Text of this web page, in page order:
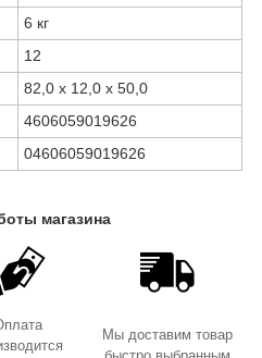
6 кг
12
82,0 х 12,0 х 50,0
4606059019626
04606059019626
магазина
Мы доставим товар